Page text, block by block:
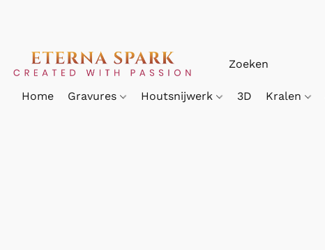
Home Gravures Houtsnijwerk 3D Kralen